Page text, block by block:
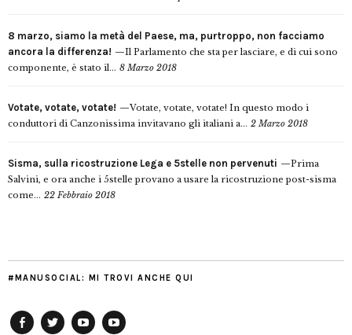
8 marzo, siamo la metà del Paese, ma, purtroppo, non facciamo
ancora la differenza!
Il Parlamento che sta per lasciare, e di cui sono
componente, è stato il... 8 Marzo 2018
Votate, votate, votate!
Votate, votate, votate! In questo modo i
conduttori di Canzonissima invitavano gli italiani a... 2 Marzo 2018
Sisma, sulla ricostruzione Lega e 5stelle non pervenuti
Prima
Salvini, e ora anche i 5stelle provano a usare la ricostruzione post-sisma
come... 22 Febbraio 2018
#MANUSOCIAL: MI TROVI ANCHE QUI